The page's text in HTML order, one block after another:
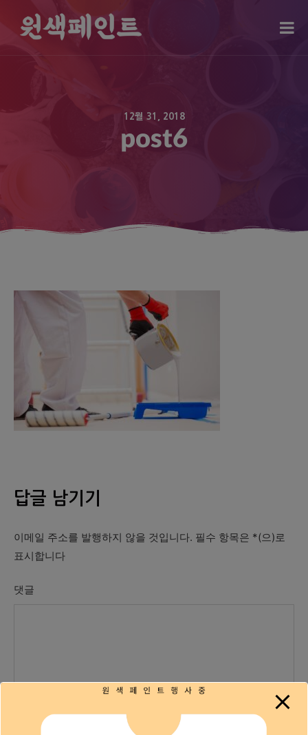
12월 31, 2018
post6
답글 남기기
이메일 주소를 발행하지 않을 것입니다. 필수 항목은 *(으)로
표시합니다
댓글